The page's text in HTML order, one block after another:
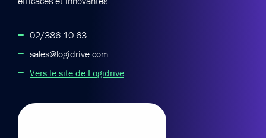
02/386.10.63
sales@logidrive.com
Vers le site de Logidrive